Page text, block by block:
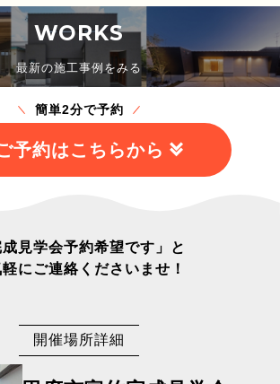
WORKS
最新の施工事例をみる
簡単2分で予約
予約はこちらから
成見学会予約希望です」と
にご連絡くださいませ！
開催場所詳細